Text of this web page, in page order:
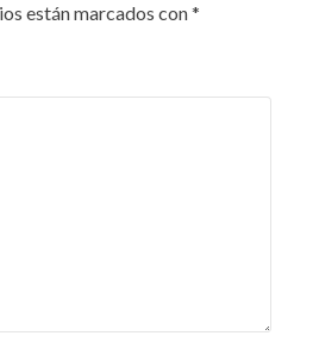
están marcados con*